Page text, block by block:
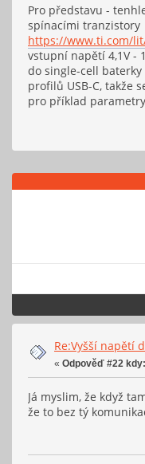
Pro představu -
spínacími tranzistory
https://www.ti.com/
vstupní napětí 4,1V -
do single-cell
profilů USB-C, takže
pro příklad
Re:Vyšší napětí
« Odpověď #22 kdy:
Já myslim, že když
že to bez tý